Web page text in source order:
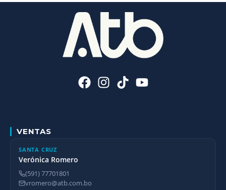
VENTAS
SANTA CRUZ
Verónica Romero
(591) 77701801
vromero@atb.com.bo